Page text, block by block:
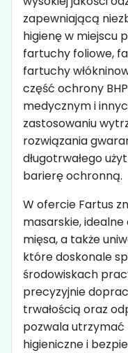
zapewniającą
higienę w miejscu
fartuchy foliowe,
fartuchy
część ochrony
medycznym i
zastosowaniu
rozwiązania
długotrwałego
barierę ochronną.
W ofercie Fartus
masarskie,
mięsa, a także
które doskonale
środowiskach
precyzyjnie
trwałością oraz
pozwala utrzymać
higieniczne i